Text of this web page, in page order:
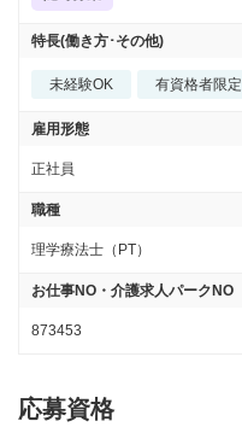
特長(働き方･その他)
未経験OK 有資格者限定
雇用形態
正社員
職種
理学療法士（PT）
お仕事NO・介護求人パークNO
873453
応募資格